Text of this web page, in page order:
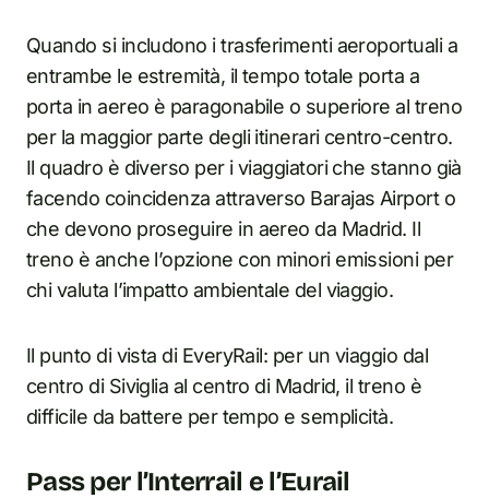
Quando si includono i trasferimenti aeroportuali a
entrambe le estremità, il tempo totale porta a
porta in aereo è paragonabile o superiore al treno
per la maggior parte degli itinerari centro-centro.
Il quadro è diverso per i viaggiatori che stanno già
facendo coincidenza attraverso Barajas Airport o
che devono proseguire in aereo da Madrid. Il
treno è anche l’opzione con minori emissioni per
chi valuta l’impatto ambientale del viaggio.
Il punto di vista di EveryRail: per un viaggio dal
centro di Siviglia al centro di Madrid, il treno è
difficile da battere per tempo e semplicità.
Pass per l’Interrail e l’Eurail